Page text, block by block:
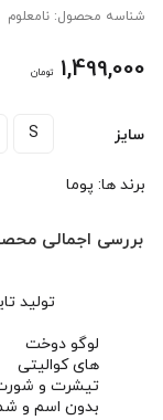
شناسه محصول: نامعلوم
1,499,000 تومان
سایز S
برند ها: پوما
بررسی اجمالی
تولید
لوگو دوخت
های کوالیتی
تیشرت و
بدون اسم و